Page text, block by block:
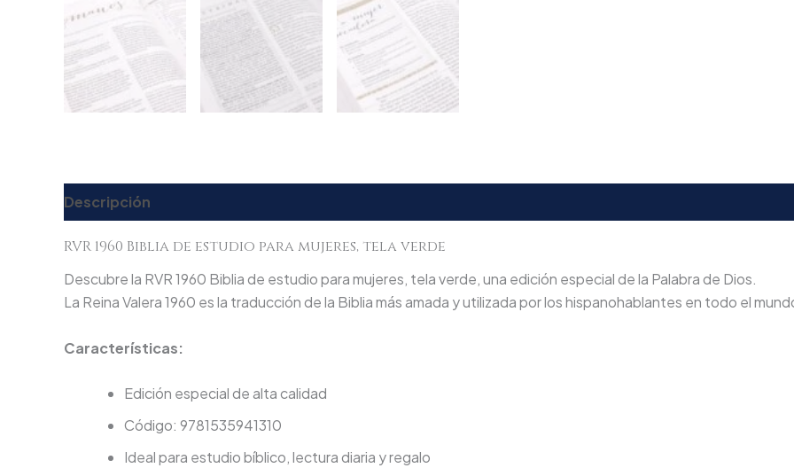
Descripción
RVR 1960 Biblia de estudio para mujeres, tela verde
Descubre la RVR 1960 Biblia de estudio para mujeres, tela verde, una edición especial de la Palabra de Dios.
La Reina Valera 1960 es la traducción de la Biblia más amada y utilizada por los hispanohablantes en todo el
Características:
Edición especial de alta calidad
Código: 9781535941310
Ideal para estudio bíblico, lectura diaria y regalo